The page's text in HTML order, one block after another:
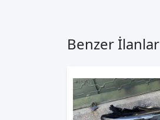
Benzer İlanlar